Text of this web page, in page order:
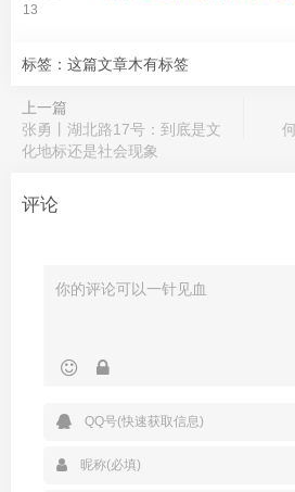
13
标签：这篇文章木有标签
上一篇
张勇丨湖北路17号：到底是文
化地标还是社会现象
评论